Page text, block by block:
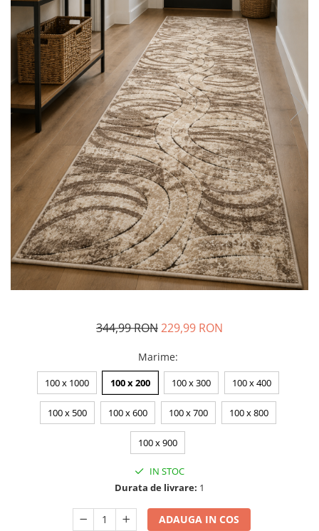
344,99 RON229,99 RON
Marime:
100 x 1000 100 x 200 100 x 300 100 x 400
100 x 500 100 x 600 100 x 700 100 x 800
100 x 900
IN STOC
Durata de livrare: 1
ADAUGA IN COS